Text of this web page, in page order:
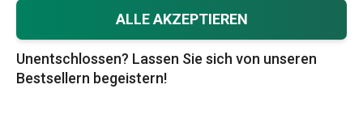
ALLE AKZEPTIEREN
Unentschlossen? Lassen Sie sich von unseren
Bestsellern begeistern!